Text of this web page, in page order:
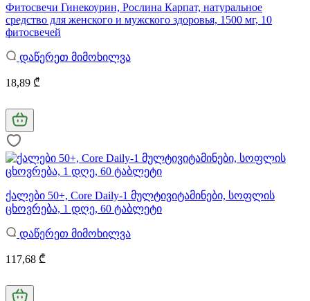
Фитосвечи Гинекоурин, Рослина Карпат, натуральное
средство для женского и мужского здоровья, 1500 мг, 10
фитосвечей
დაწერეთ მიმოხილვა
18,89 ₾
ქალები 50+, Core Daily-1 მულტივიტამინები, სოფლის
ცხოვრება, 1 დღე, 60 ტაბლეტი
დაწერეთ მიმოხილვა
117,68 ₾